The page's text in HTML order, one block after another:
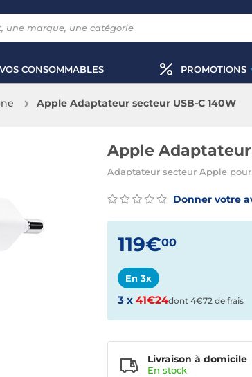
VOS CONSOMMABLES PROMOTIONS
Apple Adaptateur secteur USB-C 140W
Apple Adaptateur
Adaptateur secteur Apple
Donner votre
119€00
En 3x
3 x 41€24dont 4€72 de frais
Livraison à domicile
En stock